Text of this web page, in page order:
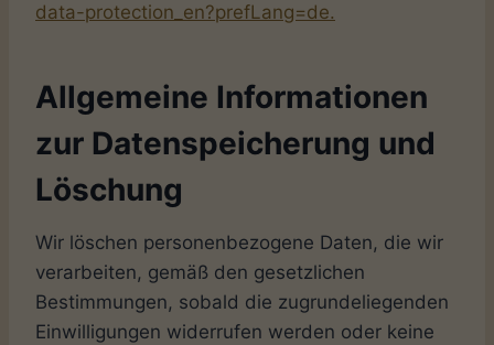
data-protection_en?prefLang=de.
Allgemeine Informationen
zur Datenspeicherung und
Löschung
Wir löschen personenbezogene Daten, die wir
verarbeiten, gemäß den gesetzlichen
Bestimmungen, sobald die zugrundeliegenden
Einwilligungen widerrufen werden oder keine